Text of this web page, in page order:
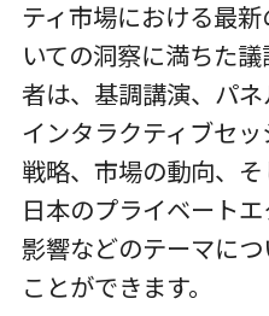
ティ市場における最
いての洞察に満ちた
者は、基調講演、パネ
インタラクティブセ
戦略、市場の動向、
日本のプライベート
影響などのテーマに
ことができます。